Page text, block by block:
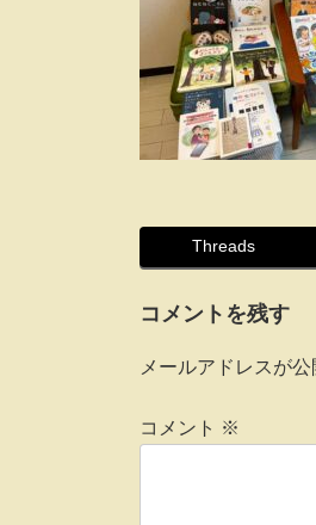
Threads
コメントを残す
メールアドレスが
コメント ※